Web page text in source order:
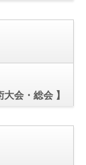
会・総会 】